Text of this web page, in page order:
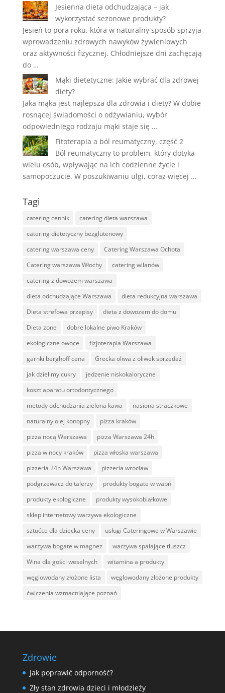
Jesienna dieta odchudzająca – jak
wykorzystać sezonowe produkty?
Jesień to pora roku, która w naturalny sposób sprzyja
wprowadzeniu zdrowych nawyków żywieniowych
oraz aktywności fizycznej. Chłodniejsze dni zachęcają
do …
Mąki dietetyczne: Jakie wybrać dla zdrowej
diety?
Jaka mąka jest najlepsza dla zdrowia i diety? W dobie
rosnącej świadomości o odżywianiu, wybór
odpowiedniego rodzaju mąki staje się …
Fitoterapia a ból reumatyczny, część 2
Ból reumatyczny to problem, który dotyka
wielu osób, wpływając na ich codzienne życie i
samopoczucie. W poszukiwaniu ulgi, coraz więcej …
Tagi
catering cennik
catering dieta warszawa
catering dietetyczny bezglutenowy
catering warszawa ceny
Catering Warszawa Ochota
Catering warszawa Włochy
catering wilanów
catering z dowozem warszawa
dieta odchudzające Warszawa
dieta redukcyjna warszawa
Dieta strefowa przepisy
dieta z dowozem do domu
Dieta zone
dobre lokalne piwo Kraków
ekologiczne owoce
fizjoterapia Warszawa
garnki berghoff cena
Grecka oliwa z oliwek sprzedaż
jak dzielimy cukry
jedzenie niskokaloryczne
koszt aparatu ortodontycznego
metody odchudzania zielona kawa
nasiona strączkowe
naturalny olej konopny
pizza kraków
pizza nocą Warszawa
pizza Warszawa 24h
pizza w nocy kraków
pizza włoska warszawa
pizzeria 24h Warszawa
pizzeria wrocław
podgrzewacz do talerzy
produkty bogate w wapń
produkty ekologiczne
produkty wysokobiałkowe
sklep internetowy warzywa ekologiczne
sztućce dla dziecka ceny
usługi Cateringowe w Warszawie
warzywa bogate w magnez
warzywa spalające tłuszcz
Wina dla gości weselnych
witamina a produkty
węglowodany złożone lista
węglowodany złożone produkty
ćwiczenia wzmacniające poznań
Zdrowie
Jak poprawić odporność?
Zły stan zdrowia dzieci i młodzieży